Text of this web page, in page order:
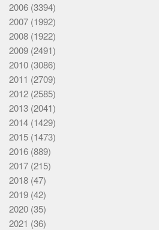
2006 (3394)
2007 (1992)
2008 (1922)
2009 (2491)
2010 (3086)
2011 (2709)
2012 (2585)
2013 (2041)
2014 (1429)
2015 (1473)
2016 (889)
2017 (215)
2018 (47)
2019 (42)
2020 (35)
2021 (36)